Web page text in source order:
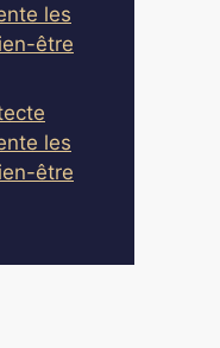
les
être
les
être